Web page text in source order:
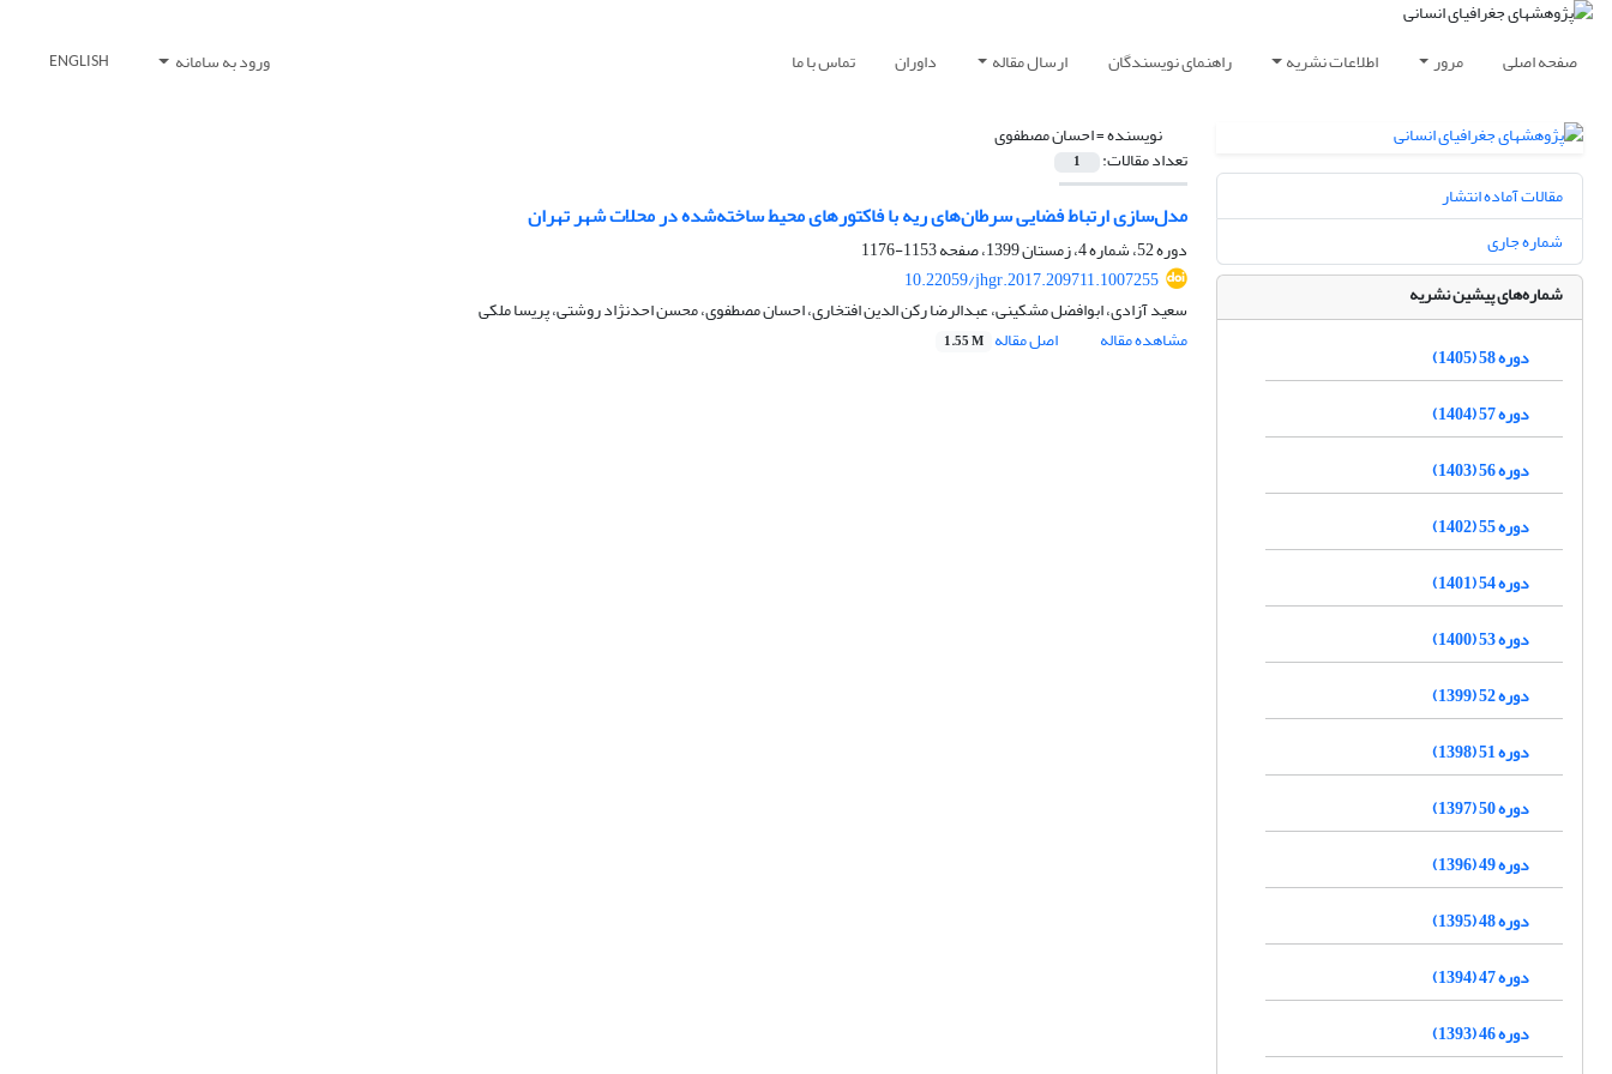
صفحه اصلی مرور اطلاعات نشریه راهنمای نویسندگان ارسال مقاله داوران تماس با ما ورود به سامانه ENGLISH
نویسنده =احسان مصطفوی
تعداد مقالات: 1
مدل‌‌سازی ارتباط فضایی سرطان‌‌های ریه با فاکتورهای محیط ساخته‌‌شده در محلات شهر تهران
دوره 52، شماره 4، زمستان 1399، صفحه
1153-1176
10.22059/jhgr.2017.209711.1007255
سعید آزادی، ابوافضل مشکینی، عبدالرضا رکن الدین افتخاری، احسان مصطفوی، محسن احدنژاد روشتی، پریسا ملکی
مشاهده مقاله
اصل مقاله 1.55 M
مقالات آماده انتشار
شماره جاری
شماره‌های پیشین نشریه
دوره 58 (1405)
دوره 57 (1404)
دوره 56 (1403)
دوره 55 (1402)
دوره 54 (1401)
دوره 53 (1400)
دوره 52 (1399)
دوره 51 (1398)
دوره 50 (1397)
دوره 49 (1396)
دوره 48 (1395)
دوره 47 (1394)
دوره 46 (1393)